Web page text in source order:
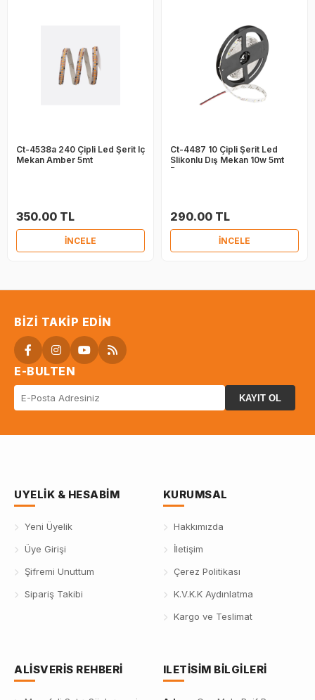
Ct-4538a 240 Çipli Led Şerit Iç
Mekan Amber 5mt
350.00 TL
İNCELE
Ct-4487 10 Çipli Şerit Led
Slikonlu Dış Mekan 10w 5mt
Beyaz
290.00 TL
İNCELE
BIZI TAKIP EDIN
E-BULTEN
KAYIT OL
UYELIK & HESABIM
Yeni Üyelik
Üye Girişi
Şifremi Unuttum
Sipariş Takibi
KURUMSAL
Hakkımızda
İletişim
Çerez Politikası
K.V.K.K Aydınlatma
Kargo ve Teslimat
ALISVERIS REHBERI ILETISIM BILGILERI